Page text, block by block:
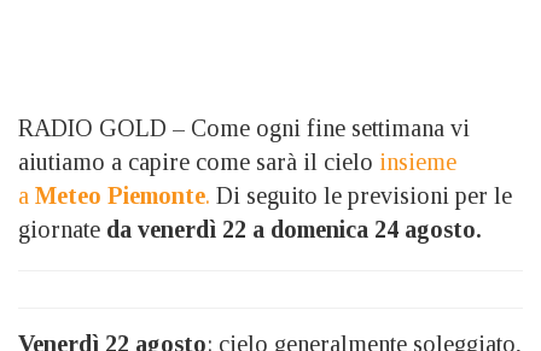
RADIO GOLD – Come ogni fine settimana vi
aiutiamo a capire come sarà il cielo insieme
a Meteo Piemonte. Di seguito le previsioni per le
giornate da venerdì 22 a domenica 24 agosto.
Venerdì 22 agosto: cielo generalmente soleggiato,